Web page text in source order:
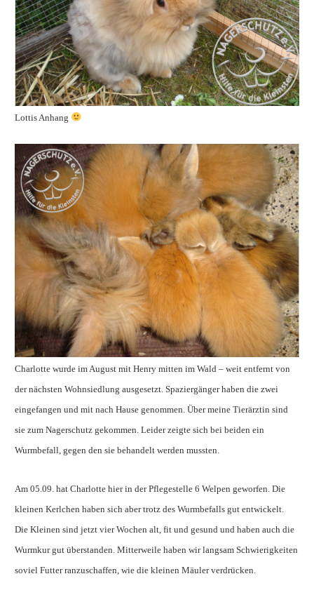
Lottis Anhang
Charlotte wurde im August mit Henry mitten im Wald – weit entfernt von
der nächsten Wohnsiedlung ausgesetzt. Spaziergängerhaben die zwei
eingefangen und mit nach Hause genommen. Über meine Tierärztin sind
sie zum Nagerschutz gekommen. Leider zeigte sich bei beiden ein
Wurmbefall, gegen den sie behandelt werden mussten.
Am 05.09. hat Charlotte hier in der Pflegestelle 6 Welpen geworfen. Die
kleinen Kerlchen haben sich aber trotz des Wurmbefalls gut entwickelt.
Die Kleinen sind jetzt vier Wochen alt, fit und gesund und haben auch die
Wurmkur gut überstanden. Mitterweile haben wir langsam Schwierigkeiten
soviel Futter ranzuschaffen, wie die kleinen Mäuler verdrücken.